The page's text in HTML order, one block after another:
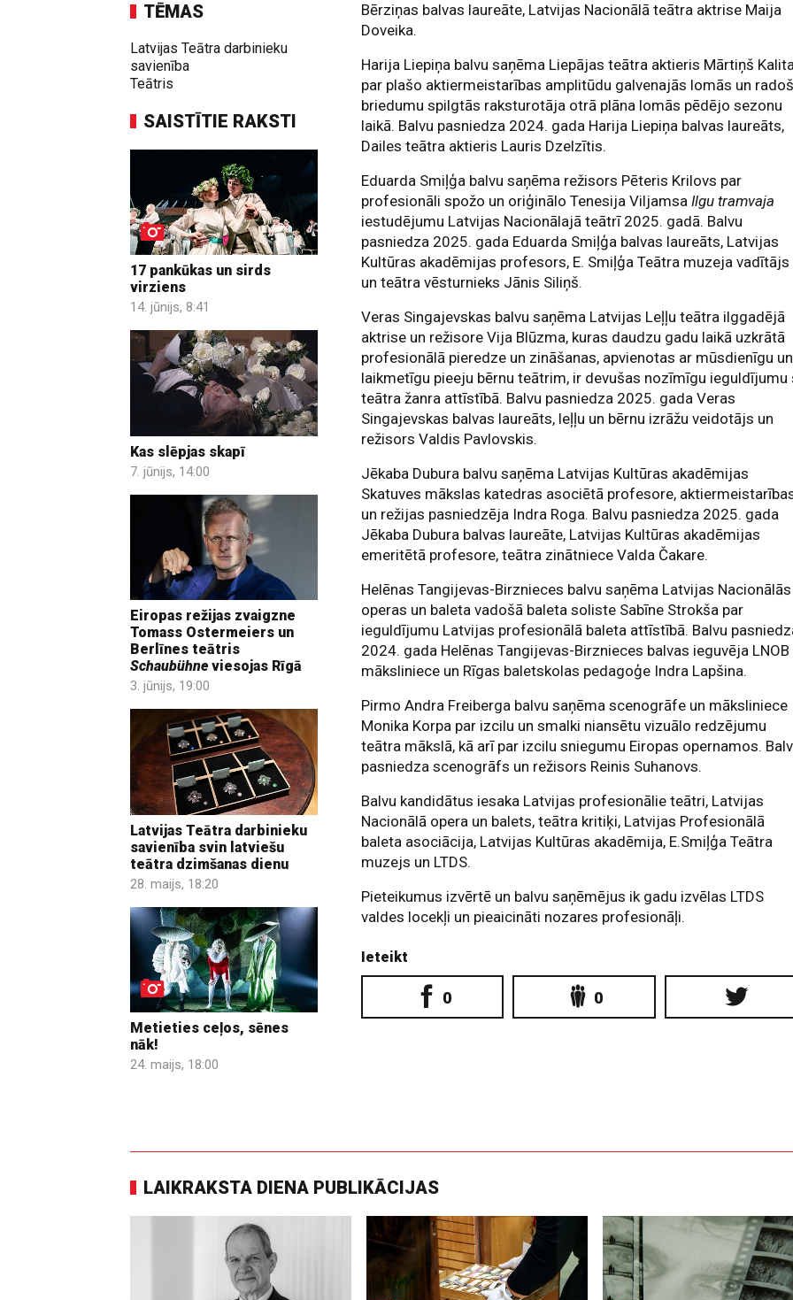
TĒMAS
Latvijas Teātra darbinieku
savienība
Teātris
SAISTĪTIE RAKSTI
17 pankūkas un sirds
virziens
14. jūnijs, 8:41
Kas slēpjas skapī
7. jūnijs, 14:00
Eiropas režijas zvaigzne
Tomass Ostermeiers un
Berlīnes teātris
Schaubühneviesojas Rīgā
3. jūnijs, 19:00
Latvijas Teātra darbinieku
savienība svin latviešu
teātra dzimšanas dienu
28. maijs, 18:20
Metieties ceļos, sēnes
nāk!
24. maijs, 18:00
Bērziņas balvas laureāte, Latvijas Nacionālā teātra aktrise Maija
Doveika.
Harija Liepiņa balvu saņēma Liepājas teātra aktieris Mārtiņš
par plašo aktiermeistarības amplitūdu galvenajās lomās un
briedumu spilgtās raksturotāja otrā plāna lomās pēdējo sezonu
laikā. Balvu pasniedza 2024. gada Harija Liepiņa balvas laureāts,
Dailes teātra aktieris Lauris Dzelzītis.
Eduarda Smiļģa balvu saņēma režisors Pēteris Krilovs par
profesionāli spožo un oriģinālo Tenesija ViljamsaIlgu tramvaja
iestudējumu Latvijas Nacionālajā teātrī 2025. gadā. Balvu
pasniedza 2025. gada Eduarda Smiļģa balvas laureāts, Latvijas
Kultūras akadēmijas profesors, E. Smiļģa Teātra muzeja vadītājs
un teātra vēsturnieks Jānis Siliņš.
Veras Singajevskas balvu saņēma Latvijas Leļļu teātra ilggadējā
aktrise un režisore Vija Blūzma, kuras daudzu gadu laikā uzkrātā
profesionālā pieredze un zināšanas, apvienotas ar mūsdienīgu un
laikmetīgu pieeju bērnu teātrim, ir devušas nozīmīgu ieguldījumu
teātra žanra attīstībā. Balvu pasniedza 2025. gada Veras
Singajevskas balvas laureāts, leļļu un bērnu izrāžu veidotājs un
režisors Valdis Pavlovskis.
Jēkaba Dubura balvu saņēma Latvijas Kultūras akadēmijas
Skatuves mākslas katedras asociētā profesore,
un režijas pasniedzēja Indra Roga. Balvu pasniedza 2025. gada
Jēkaba Dubura balvas laureāte, Latvijas Kultūras akadēmijas
emeritētā profesore, teātra zinātniece Valda Čakare.
Helēnas Tangijevas-Birznieces balvu saņēma Latvijas Nacionālās
operas un baleta vadošā baleta soliste Sabīne Strokša par
ieguldījumu Latvijas profesionālā baleta attīstībā. Balvu
2024. gada Helēnas Tangijevas-Birznieces balvas ieguvēja LNOB
māksliniece un Rīgas baletskolas pedagoģe Indra Lapšina.
Pirmo Andra Freiberga balvu saņēma scenogrāfe un māksliniece
Monika Korpa par izcilu un smalki niansētu vizuālo redzējumu
teātra mākslā, kā arī par izcilu sniegumu Eiropas opernamos.
pasniedza scenogrāfs un režisors Reinis Suhanovs.
Balvu kandidātus iesaka Latvijas profesionālie teātri, Latvijas
Nacionālā opera un balets, teātra kritiķi, Latvijas Profesionālā
baleta asociācija, Latvijas Kultūras akadēmija, E.Smiļģa Teātra
muzejs un LTDS.
Pieteikumus izvērtē un balvu saņēmējus ik gadu izvēlas LTDS
valdes locekļi un pieaicināti nozares profesionāļi.
Ieteikt
0 0
LAIKRAKSTA DIENA PUBLIKĀCIJAS